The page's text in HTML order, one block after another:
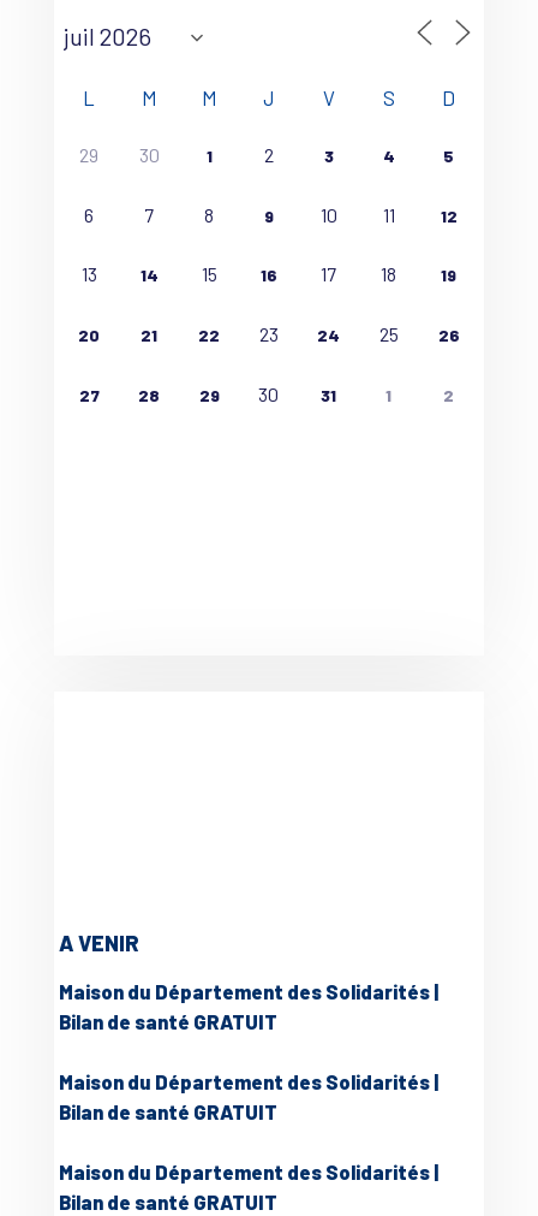
L M M J V S D
29 30 1 2 3 4 5
6 7 8 9 10 11 12
13 14 15 16 17 18 19
20 21 22 23 24 25 26
27 28 29 30 31 1 2
A VENIR
Maison du Département des Solidarités |
Bilan de santé GRATUIT
Maison du Département des Solidarités |
Bilan de santé GRATUIT
Maison du Département des Solidarités |
Bilan de santé GRATUIT